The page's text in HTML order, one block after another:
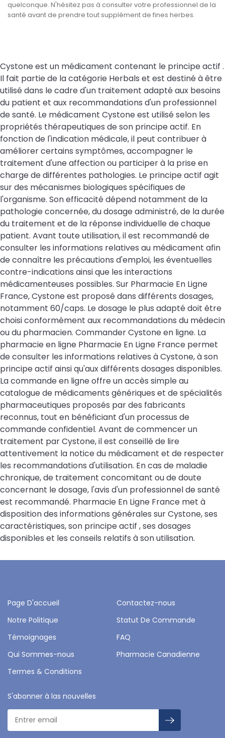
quelconque. N'hésitez pas à consulter votre professionnel de la
santé avant de prendre tout supplément de fines herbes.
Cystone est un médicament contenant le principe actif .
Il fait partie de la catégorie Herbals et est destiné à être
utilisé dans le cadre d'un traitement adapté aux besoins
du patient et aux recommandations d'un professionnel
de santé. Le médicament Cystone est utilisé selon les
propriétés thérapeutiques de son principe actif. En
fonction de l'indication médicale, il peut contribuer à
améliorer certains symptômes, accompagner le
traitement d'une affection ou participer à la prise en
charge de différentes pathologies. Le principe actif agit
sur des mécanismes biologiques spécifiques de
l'organisme. Son efficacité dépend notamment de la
pathologie concernée, du dosage administré, de la durée
du traitement et de la réponse individuelle de chaque
patient. Avant toute utilisation, il est recommandé de
consulter les informations relatives au médicament afin
de connaître les précautions d'emploi, les éventuelles
contre-indications ainsi que les interactions
médicamenteuses possibles. Sur Pharmacie En Ligne
France, Cystone est proposé dans différents dosages,
notamment 60/caps. Le dosage le plus adapté doit être
choisi conformément aux recommandations du médecin
ou du pharmacien. Commander Cystone en ligne. La
pharmacie en ligne Pharmacie En Ligne France permet
de consulter les informations relatives à Cystone, à son
principe actif ainsi qu'aux différents dosages disponibles.
La commande en ligne offre un accès simple au
catalogue de médicaments génériques et de spécialités
pharmaceutiques proposés par des fabricants
reconnus, tout en bénéficiant d'un processus de
commande confidentiel. Avant de commencer un
traitement par Cystone, il est conseillé de lire
attentivement la notice du médicament et de respecter
les recommandations d'utilisation. En cas de maladie
chronique, de traitement concomitant ou de doute
concernant le dosage, l'avis d'un professionnel de santé
est recommandé. Pharmacie En Ligne France met à
disposition des informations générales sur Cystone, ses
caractéristiques, son principe actif , ses dosages
disponibles et les conseils relatifs à son utilisation.
Page D'accueil
Contactez-nous
Notre Politique
Statut De Commande
Témoignages
FAQ
Qui Sommes-nous
Pharmacie Canadienne
Termes & Conditions
S'abonner à las nouvelles